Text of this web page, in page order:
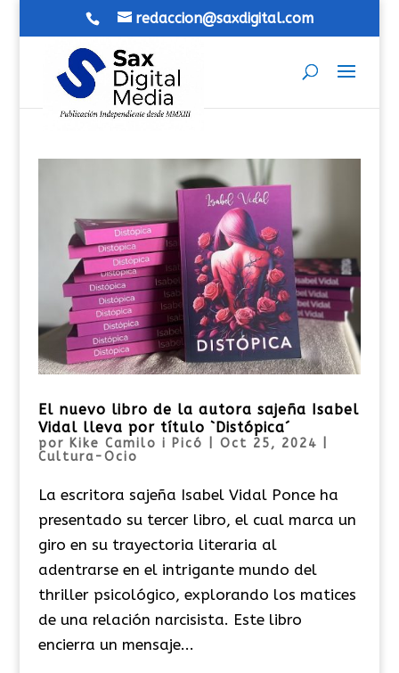
redaccion@saxdigital.com
El nuevo libro de la autora sajeña Isabel
Vidal lleva por título `Distópica´
por Kike Camilo i Picó Oct 25, 2024
Cultura-Ocio
La escritora sajeña Isabel Vidal Ponce ha
presentado su tercer libro, el cual marca un
giro en su trayectoria literaria al
adentrarse en el intrigante mundo del
thriller psicológico, explorando los matices
de una relación narcisista. Este libro
encierra un mensaje...